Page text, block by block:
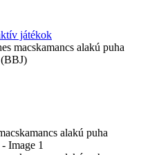
játékok
macskamancs alakú puha